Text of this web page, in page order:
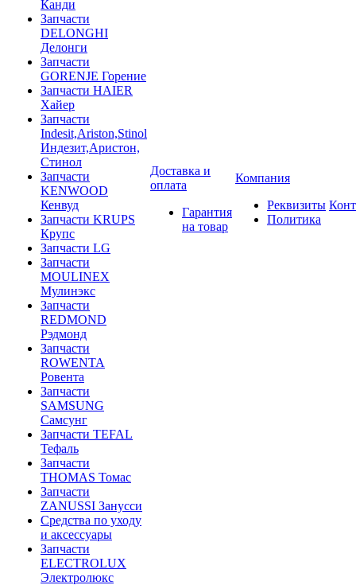
Канди
Запчасти
DELONGHI
Делонги
Запчасти
GORENJE Горение
Запчасти HAIER
Хайер
Запчасти
Indesit,Ariston,Stinol
Индезит,Аристон,
Стинол
Запчасти
KENWOOD
Кенвуд
Запчасти KRUPS
Крупс
Запчасти LG
Запчасти
MOULINEX
Мулинэкс
Запчасти
REDMOND
Рэдмонд
Запчасти
ROWENTA
Ровента
Запчасти
SAMSUNG
Самсунг
Запчасти TEFAL
Тефаль
Запчасти
THOMAS Томас
Запчасти
ZANUSSI Занусси
Средства по уходу
и аксессуары
Запчасти
ELECTROLUX
Электролюкс
Доставка и
оплата
Гарантия
на товар
Компания
Реквизиты
Политика